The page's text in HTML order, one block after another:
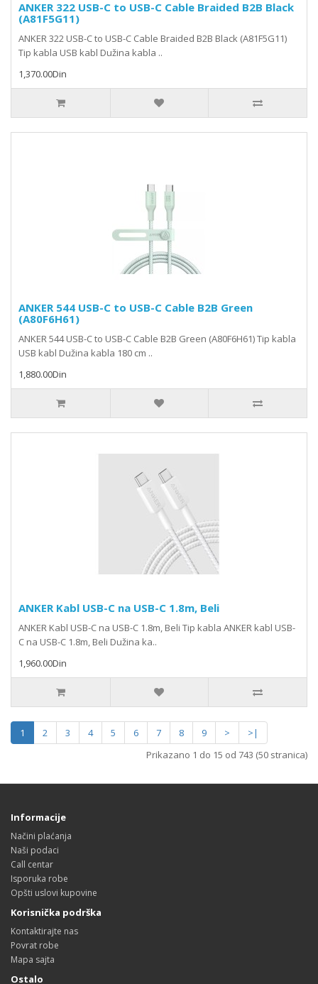
ANKER 322 USB-C to USB-C Cable Braided B2B Black
(A81F5G11)
ANKER 322 USB-C to USB-C Cable Braided B2B Black (A81F5G11)
Tip kabla USB kabl Dužina kabla ..
1,370.00Din
ANKER 544 USB-C to USB-C Cable B2B Green
(A80F6H61)
ANKER 544 USB-C to USB-C Cable B2B Green (A80F6H61) Tip kabla
USB kabl Dužina kabla 180 cm ..
1,880.00Din
ANKER Kabl USB-C na USB-C 1.8m, Beli
ANKER Kabl USB-C na USB-C 1.8m, Beli Tip kabla ANKER kabl USB-
C na USB-C 1.8m, Beli Dužina ka..
1,960.00Din
1 2 3 4 5 6 7 8 9 >
>|
Prikazano 1 do 15 od 743 (50 stranica)
Informacije
Načini plaćanja
Naši podaci
Call centar
Isporuka robe
Opšti uslovi kupovine
Korisnička podrška
Kontaktirajte nas
Povrat robe
Mapa sajta
Ostalo